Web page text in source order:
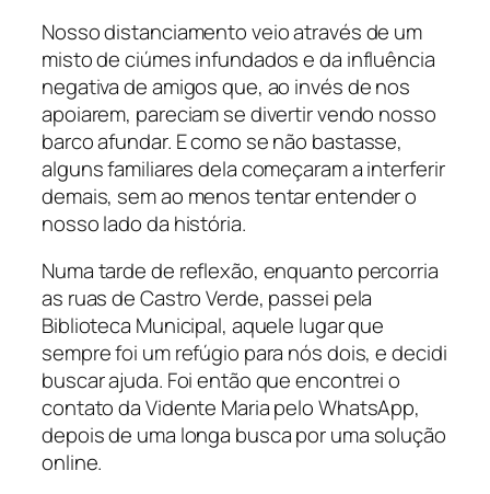
Nosso distanciamento veio através de um
misto de ciúmes infundados e da influência
negativa de amigos que, ao invés de nos
apoiarem, pareciam se divertir vendo nosso
barco afundar. E como se não bastasse,
alguns familiares dela começaram a interferir
demais, sem ao menos tentar entender o
nosso lado da história.
Numa tarde de reflexão, enquanto percorria
as ruas de Castro Verde, passei pela
Biblioteca Municipal, aquele lugar que
sempre foi um refúgio para nós dois, e decidi
buscar ajuda. Foi então que encontrei o
contato da Vidente Maria pelo WhatsApp,
depois de uma longa busca por uma solução
online.